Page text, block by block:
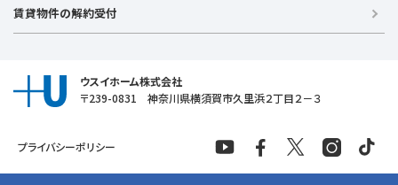
ラグジュアリー物件
【売る】
追浜店
衣笠店
横須賀中央店
賃貸物件の解約受付
ウスイホーム株式会社
〒239-0831 神奈川県横須賀市久里浜２丁目２－３
プライバシーポリシー